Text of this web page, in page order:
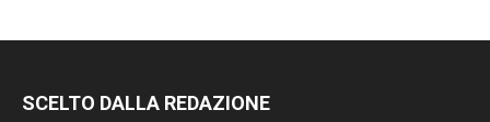
SCELTO DALLA REDAZIONE